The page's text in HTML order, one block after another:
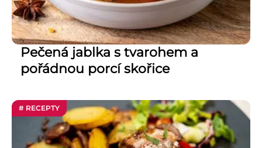
Pečená jablka s tvarohem a
pořádnou porcí skořice
# RECEPTY